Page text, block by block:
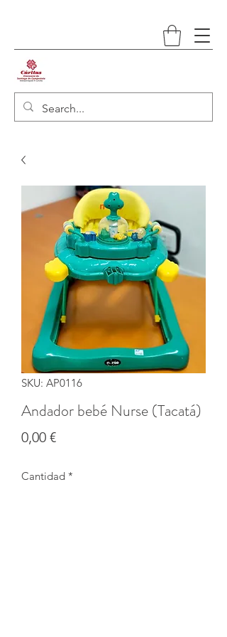
SKU: AP0116
Andador bebé Nurse (Tacatá)
0,00 €Precio
Cantidad *